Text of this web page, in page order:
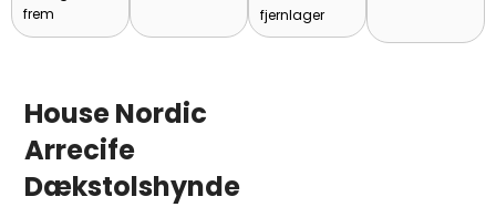
frem
fjernlager
House Nordic
Arrecife
Dækstolshynde